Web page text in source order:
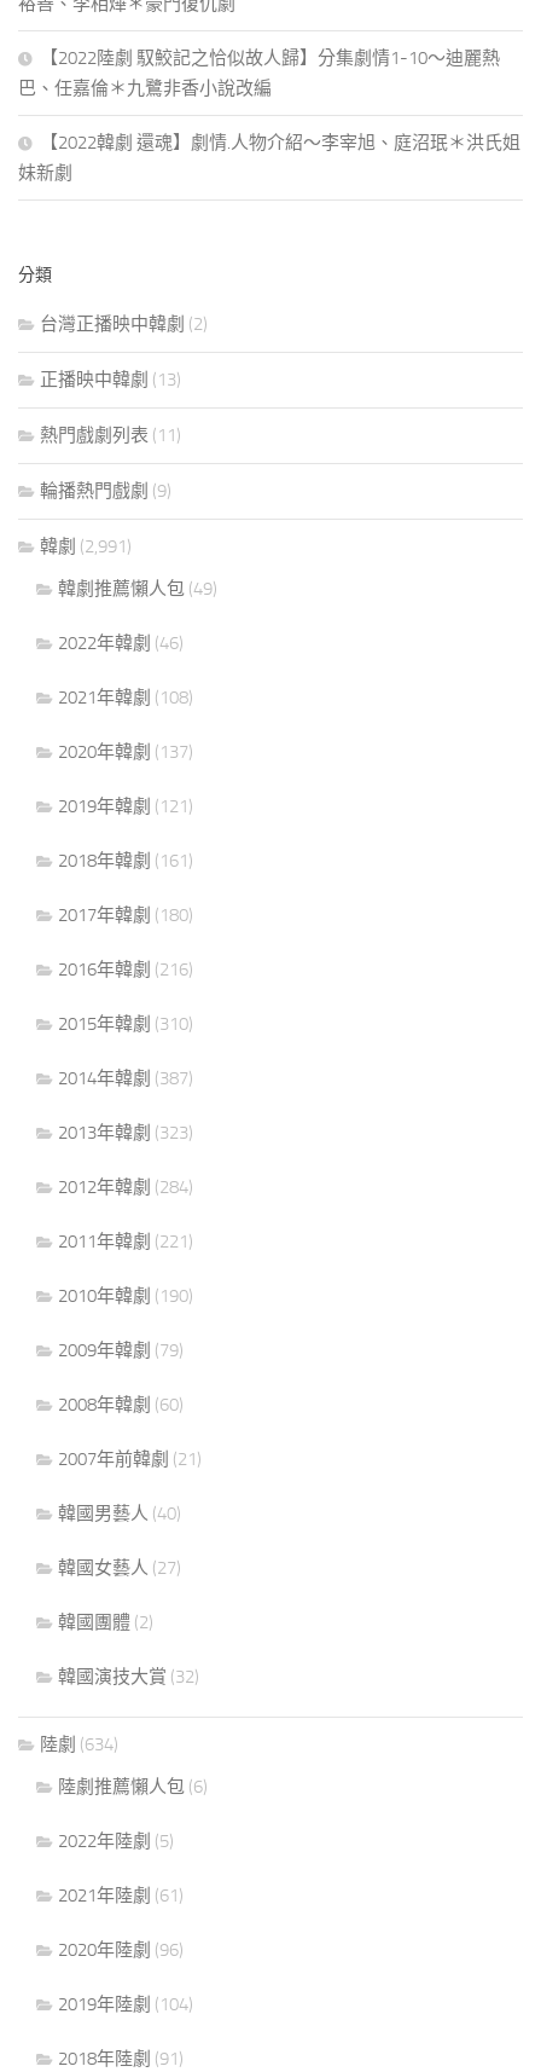
【2022陸劇 馭鮫記之恰似故人歸】分集劇情1-10～迪麗熱
巴、任嘉倫＊九鷺非香小說改編
【2022韓劇 還魂】劇情.人物介紹～李宰旭、庭沼珉＊洪氏姐
妹新劇
分類
台灣正播映中韓劇 (2)
正播映中韓劇 (13)
熱門戲劇列表 (11)
輪播熱門戲劇 (9)
韓劇 (2,991)
韓劇推薦懶人包 (49)
2022年韓劇 (46)
2021年韓劇 (108)
2020年韓劇 (137)
2019年韓劇 (121)
2018年韓劇 (161)
2017年韓劇 (180)
2016年韓劇 (216)
2015年韓劇 (310)
2014年韓劇 (387)
2013年韓劇 (323)
2012年韓劇 (284)
2011年韓劇 (221)
2010年韓劇 (190)
2009年韓劇 (79)
2008年韓劇 (60)
2007年前韓劇 (21)
韓國男藝人 (40)
韓國女藝人 (27)
韓國團體 (2)
韓國演技大賞 (32)
陸劇 (634)
陸劇推薦懶人包 (6)
2022年陸劇 (5)
2021年陸劇 (61)
2020年陸劇 (96)
2019年陸劇 (104)
2018年陸劇 (91)